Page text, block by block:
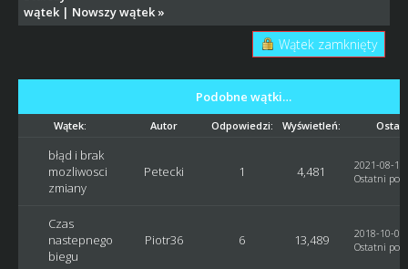
wątek| Nowszy wątek»
Wątek zamknięty
Podobne wątki…
Wątek: Autor Odpowiedzi: Wyświetleń:
błąd i brak
mozliwosci
zmiany
Petecki 1 4,481
2021-08-
Ostatni post
Czas
nastepnego
biegu
Piotr36 6 13,489
2018-10-
Ostatni post